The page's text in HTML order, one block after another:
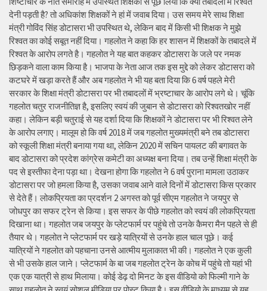
देनी पड़ती है? तो अधिकांश शिक्षकों ने हां में जवाब दिया। उस समय मेरे साथ शिक्षा
मंत्री गोविंद सिंह डोटासरा भी उपस्थित थे, लेकिन बाद में किसी भी शिक्षक ने मुझे
रिश्वत का कोई सबूत नहीं दिया। गहलोत ने कहा कि हर शासन में शिक्षकों के तबादले में
रिश्वत के आरोप लगते है। गहलोत ने यह बात कहकर डोटासरा के जले पर नमक
छिड़कने वाला काम किया है। भाजपा के नेता आज तक इस मुद्दे को लेकर डोटासरा को
कटघरे में खड़ा करते हैं और अब गहलोत ने भी यह बता दिया कि 6 वर्ष पहले मेरी
सरकार के शिक्षा मंत्री डोटासरा पर भी तबादलों में भ्रष्टाचार के आरोप लगे थे। चूंकि
गहलोत चतुर राजनीतिज्ञ है, इसलिए स्वयं की जुबान से डोटासरा को रिश्वतखोर नहीं
कहा। लेकिन बड़ी चतुराई से यह दर्शा दिया कि शिक्षकों ने डोटासरा पर भी रिश्वत लेने
के आरोप लगाए। मालूम हो कि वर्ष 2018 में जब गहलोत मुख्यमंत्री बने तब डोटासरा
को स्कूली शिक्षा मंत्री बनाया गया था, लेकिन 2020 में सचिन पायलट की बगावत के
बाद डोटासरा को प्रदेश कांग्रेस कमेटी का अध्यक्ष बना दिया। तब उन्हें शिक्षा मंत्री के
पद से इस्तीफा देना पड़ा था। देखना होगा कि गहलोत ने 6 वर्ष पुराना मामला उठाकर
डोटासरा पर जो हमला किया है, उसका जवाब आने वाले दिनों में डोटासरा किस प्रकार
से देते हैं। लोकप्रियता का प्रदर्शन 2 अगस्त को पूर्व सीएम गहलोत ने जयपुर से
जोधपुर का सफर ट्रेन से किया। इस सफर के पीछे गहलोत को स्वयं की लोकप्रियता
दिखाना था। गहलोत जब जयपुर के प्लेटफार्म पर पहुंचे तो उनके कैमरा मैन पहले से ही
तैयार थे। गहलोत ने प्लेटफार्म पर खड़े यात्रियों से उनके हाल चाल पूछे। कई
यात्रियों ने गहलोत को पहचाना उनसे आत्मीय मुलाकात भी की। गहलोत ने एक कुली
से भी उसके हाल जाने। प्लेटफार्म के बा जब गहलोत ट्रेन के कोच में पहुंचे तो यहां भी
एक एक यात्री से हाथ मिलाया। कोई डेढ़ दो मिनट के इस वीडियो को फिल्मी गाने के